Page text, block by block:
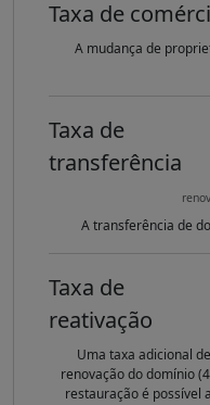
Taxa de
A mudança de
Taxa de
transferência
A transferência de
Taxa de
reativação
Uma taxa adicional
renovação do domínio
restauração é possível